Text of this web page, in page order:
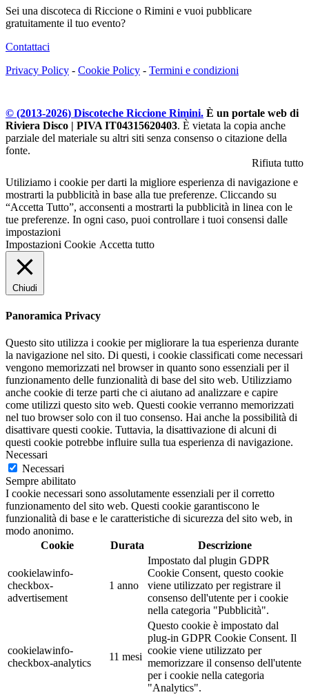
Sei una discoteca di Riccione o Rimini e vuoi pubblicare
gratuitamente il tuo evento?
Contattaci
Privacy Policy - Cookie Policy - Termini e condizioni
© (2013-2026) Discoteche Riccione Rimini. È un portale web di
Riviera Disco | PIVA IT04315620403. È vietata la copia anche
parziale del materiale su altri siti senza consenso o citazione della
fonte.
Rifiuta tutto
Utiliziamo i cookie per darti la migliore esperienza di navigazione e
mostrarti la pubblicità in base alla tue preferenze. Cliccando su
“Accetta Tutto”, acconsenti a mostrarti la pubblicità in linea con le
tue preferenze. In ogni caso, puoi controllare i tuoi consensi dalle
impostazioni
Impostazioni Cookie Accetta tutto
Chiudi
Panoramica Privacy
Questo sito utilizza i cookie per migliorare la tua esperienza durante
la navigazione nel sito. Di questi, i cookie classificati come necessari
vengono memorizzati nel browser in quanto sono essenziali per il
funzionamento delle funzionalità di base del sito web. Utilizziamo
anche cookie di terze parti che ci aiutano ad analizzare e capire
come utilizzi questo sito web. Questi cookie verranno memorizzati
nel tuo browser solo con il tuo consenso. Hai anche la possibilità di
disattivare questi cookie. Tuttavia, la disattivazione di alcuni di
questi cookie potrebbe influire sulla tua esperienza di navigazione.
Necessari
Necessari
Sempre abilitato
I cookie necessari sono assolutamente essenziali per il corretto
funzionamento del sito web. Questi cookie garantiscono le
funzionalità di base e le caratteristiche di sicurezza del sito web, in
modo anonimo.
Cookie
Durata Descrizione
cookielawinfo-
checkbox-
advertisement
1 anno
Impostato dal plugin GDPR
Cookie Consent, questo cookie
viene utilizzato per registrare il
consenso dell'utente per i cookie
nella categoria "Pubblicità".
cookielawinfo-
checkbox-analytics
11 mesi
Questo cookie è impostato dal
plug-in GDPR Cookie Consent. Il
cookie viene utilizzato per
memorizzare il consenso dell'utente
per i cookie nella categoria
"Analytics".